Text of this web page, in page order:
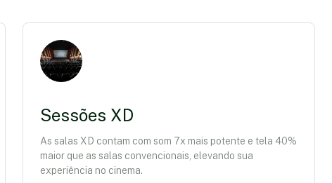
Sessões XD
As salas XD contam com som 7x mais potente e tela 40%
maior que as salas convencionais, elevando sua
experiência no cinema.